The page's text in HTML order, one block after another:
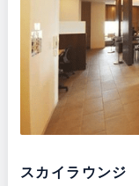
スカイラウンジ